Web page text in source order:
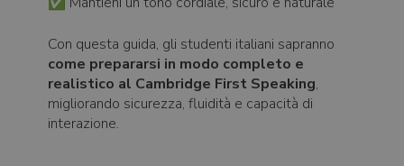
Con questa guida, gli studenti italiani sapranno
come prepararsi in modo completo e
realistico al Cambridge First Speaking,
migliorando sicurezza, fluidità e capacità di
interazione.